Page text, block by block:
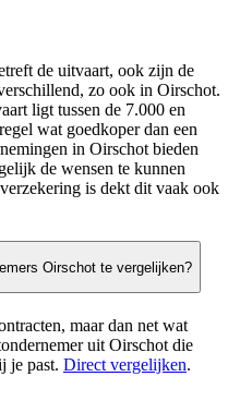
de uitvaart, ook zijn de
zo ook in Oirschot.
ligt tussen de 7.000 en
wat goedkoper dan een
in Oirschot bieden
de wensen te kunnen
is dekt dit vaak ook
Oirschot te vergelijken?
maar dan net wat
uit Oirschot die
je past. Direct vergelijken.